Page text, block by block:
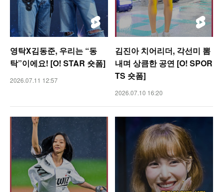
영탁X김동준, 우리는 “동
탁”이에요! [O! STAR 숏폼]
2026.07.11 12:57
김진아 치어리더, 각선미 뽐
내며 상큼한 공연 [O! SPOR
TS 숏폼]
2026.07.10 16:20